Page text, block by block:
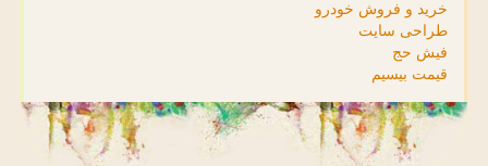
خرید و فروش خودرو
طراحی سایت
فیش حج
قیمت بیسیم